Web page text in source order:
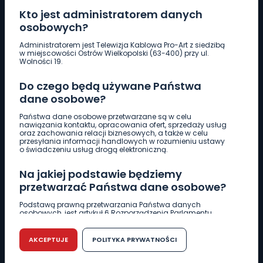
Kto jest administratorem danych
osobowych?
Administratorem jest Telewizja Kablowa Pro-Art z siedzibą
w miejscowości Ostrów Wielkopolski (63-400) przy ul.
Wolności 19.
Do czego będą używane Państwa
dane osobowe?
Państwa dane osobowe przetwarzane są w celu
nawiązania kontaktu, opracowania ofert, sprzedaży usług
oraz zachowania relacji biznesowych, a także w celu
przesyłania informacji handlowych w rozumieniu ustawy
o świadczeniu usług drogą elektroniczną.
Na jakiej podstawie będziemy
przetwarzać Państwa dane osobowe?
Podstawą prawną przetwarzania Państwa danych
osobowych, jest artykuł 6 Rozporządzenia Parlamentu
r. w sprawie ochrony osób fizycznych w związku z
przetwarzaniem danych osobowych w sprawie
swobodnego przepływu takich danych oraz uchylenia
dyrektywy 95/46/WE (RODO).
AKCEPTUJE POLITYKA PRYWATNOŚCI
Pobierz logotyp
661 997 997
REDAKCJA
62 735 22 22redakcja@wlkp24.info
DZIAŁ REKLAMY
62 735 01 85 reklama@wlkp24.info
WIADOMOŚCI
CIEKAWOSTKI